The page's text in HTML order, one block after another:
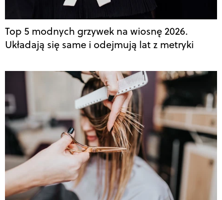
Top 5 modnych grzywek na wiosnę 2026.
Układają się same i odejmują lat z metryki